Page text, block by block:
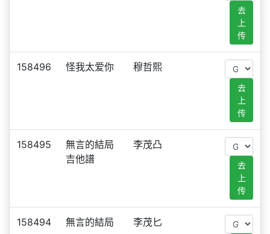
去
上
传
158496 怪我太爱你 穆哲熙
去
上
传
158495
無言的結局
吉他譜
李茂凸
去
上
传
158494 無言的結局 李茂匕